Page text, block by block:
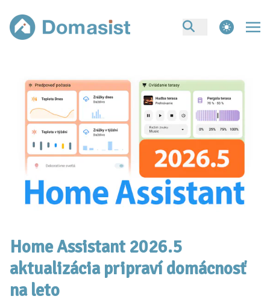
theme switcher
Home Assistant 2026.5
aktualizácia pripraví domácnosť
na leto